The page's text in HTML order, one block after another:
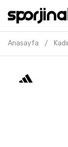
Anasayfa /